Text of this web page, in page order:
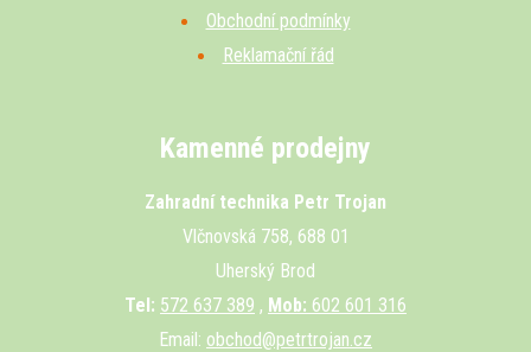
Obchodní podmínky
Reklamační řád
Kamenné prodejny
Zahradní technika Petr Trojan
Vlčnovská 758, 688 01
Uherský Brod
Tel: 572 637 389 , Mob: 602 601 316
Email: obchod@petrtrojan.cz